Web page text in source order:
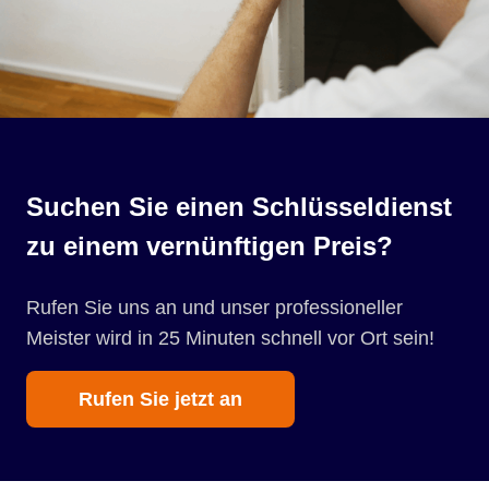
Suchen Sie einen Schlüsseldienst
zu einem vernünftigen Preis?
Rufen Sie uns an und unser professioneller
Meister wird in 25 Minuten schnell vor Ort sein!
Rufen Sie jetzt an